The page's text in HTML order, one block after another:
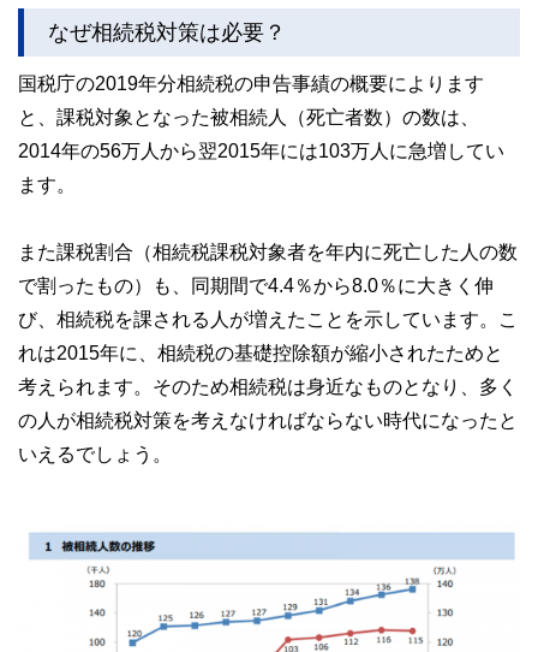
執筆者・監修者による執筆体制を築くことで、内容のわかり
な情報発信を実現しています。
私たちは、快適でより良い生活のアイデアを提供するお金の
コンシェルジュを目指します。
なぜ相続税対策は必要？
国税庁の2019年分相続税の申告事績の概要によります
と、課税対象となった被相続人（死亡者数）の数は、
2014年の56万人から翌2015年には103万人に急増してい
ます。
また課税割合（相続税課税対象者を年内に死亡した人の数
で割ったもの）も、同期間で4.4％から8.0％に大きく伸
び、相続税を課される人が増えたことを示しています。こ
れは2015年に、相続税の基礎控除額が縮小されたためと
考えられます。そのため相続税は身近なものとなり、多く
の人が相続税対策を考えなければならない時代になったと
いえるでしょう。